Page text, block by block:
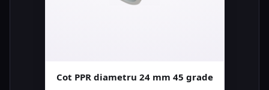
Cot PPR diametru 24 mm 45 grade